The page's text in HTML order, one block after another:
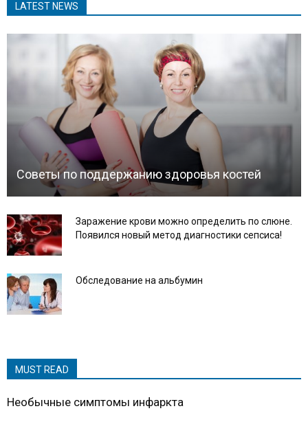
LATEST NEWS
Советы по поддержанию здоровья костей
Заражение крови можно определить по слюне.
Появился новый метод диагностики сепсиса!
Обследование на альбумин
MUST READ
Необычные симптомы инфаркта